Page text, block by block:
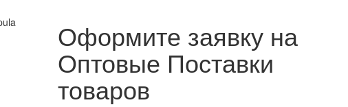
Оформите заявку на
Оптовые Поставки
товаров